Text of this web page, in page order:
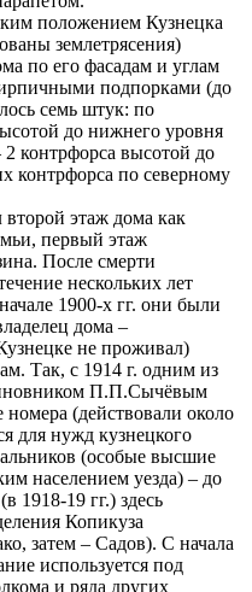
положением Кузнецка
землетрясения)
по его фасадам и углам
подпорками (до
семь штук: по
до нижнего уровня
контрфорса высотой до
контрфорса по северному
этаж дома как
первый этаж
После смерти
нескольких лет
1900-х гг. они были
дома –
не проживал)
Так, с 1914 г. одним из
П.П.Сычёвым
(действовали около
для нужд кузнецкого
(особые высшие
населением уезда) – до
1918-19 гг.) здесь
Копикуза
затем – Садов). С начала
используется под
и ряда других